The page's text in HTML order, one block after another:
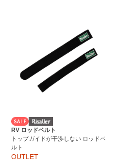
RV ロッドベルト
トップガイドが干渉しない ロッドベ
ルト
OUTLET